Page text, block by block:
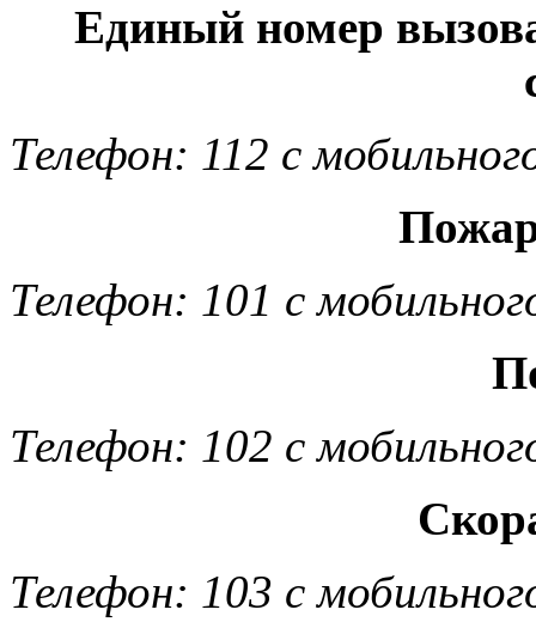
Единый номер
Телефон: 112 с
Телефон: 101 с
Телефон: 102 с
Телефон: 103 с